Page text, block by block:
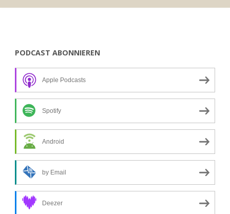
2016.
–
Abschied,
PODCAST ABONNIEREN
Apple Podcasts
Spotify
Android
by Email
Deezer